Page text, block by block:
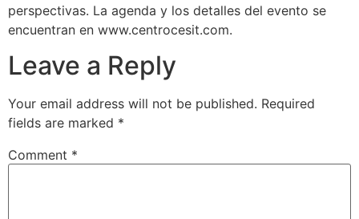
perspectivas. La agenda y los detalles del evento se
encuentran en www.centrocesit.com.
Leave a Reply
Your email address will not be published. Required
fields are marked *
Comment *